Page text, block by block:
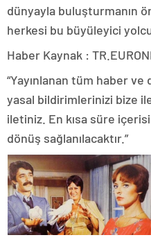
dünyayla buluşturmanın
herkesi bu büyüleyici
Haber Kaynak :
“Yayınlanan tüm haber
yasal bildirimlerinizi bize
iletiniz. En kısa süre
dönüş sağlanılacaktır.”